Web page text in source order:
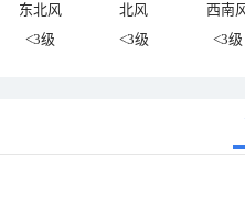
东北风 北风
西南
<3级 <3级 <3级